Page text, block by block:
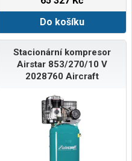
Do košíku
Stacionární kompresor
Airstar 853/270/10 V
2028760 Aircraft